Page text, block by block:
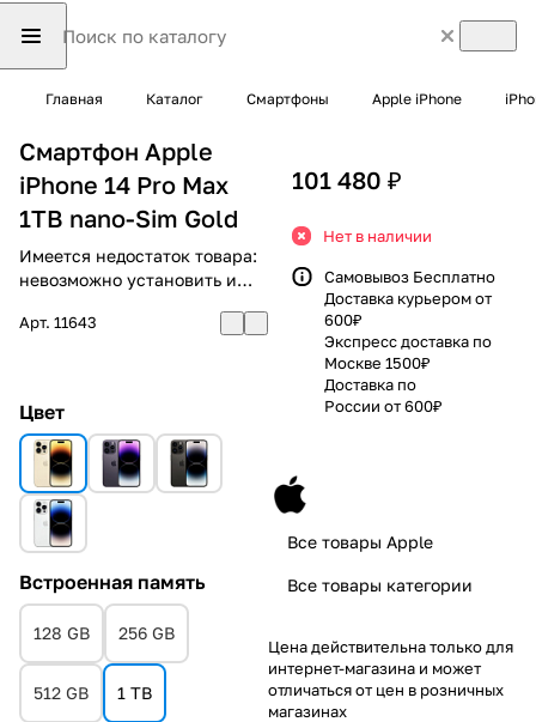
Главная Каталог Смартфоны Apple iPhone
Смартфон Apple
iPhone 14 Pro Max
1TB nano-Sim Gold
Имеется недостаток товара:
невозможно установить и
Арт. 11643
Цвет
Встроенная память
128 GB 256 GB
512 GB 1 TB
101 480 ₽
Нет в наличии
Самовывоз Бесплатно
Доставка курьером от
600₽
Экспресс доставка по
Москве 1500₽
Доставка по
России от 600₽
Все товары Apple
Все товары категории
Цена действительна только для
интернет-магазина и может
отличаться от цен в розничных
магазинах